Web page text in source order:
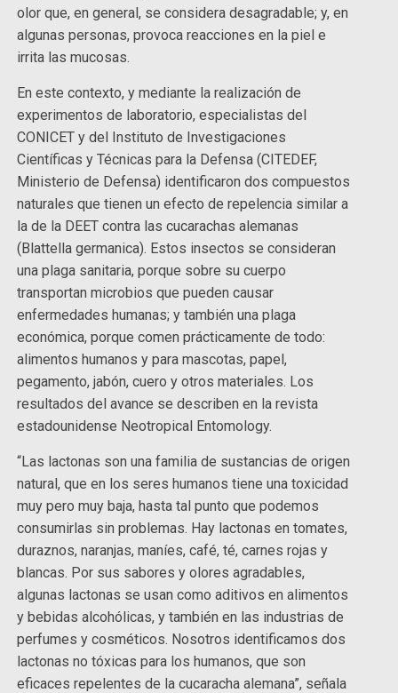
olor que, en general, se considera desagradable; y, en
algunas personas, provoca reacciones en la piel e
irrita las mucosas.
En este contexto, y mediante la realización de
experimentos de laboratorio, especialistas del
CONICET y del Instituto de Investigaciones
Científicas y Técnicas para la Defensa (CITEDEF,
Ministerio de Defensa) identificaron dos compuestos
naturales que tienen un efecto de repelencia similar a
la de la DEET contra las cucarachas alemanas
(Blattella germanica). Estos insectos se consideran
una plaga sanitaria, porque sobre su cuerpo
transportan microbios que pueden causar
enfermedades humanas; y también una plaga
económica, porque comen prácticamente de todo:
alimentos humanos y para mascotas, papel,
pegamento, jabón, cuero y otros materiales. Los
resultados del avance se describen en la revista
estadounidense Neotropical Entomology.
“Las lactonas son una familia de sustancias de origen
natural, que en los seres humanos tiene una toxicidad
muy pero muy baja, hasta tal punto que podemos
consumirlas sin problemas. Hay lactonas en tomates,
duraznos, naranjas, maníes, café, té, carnes rojas y
blancas. Por sus sabores y olores agradables,
algunas lactonas se usan como aditivos en alimentos
y bebidas alcohólicas, y también en las industrias de
perfumes y cosméticos. Nosotros identificamos dos
lactonas no tóxicas para los humanos, que son
eficaces repelentes de la cucaracha alemana”, señala